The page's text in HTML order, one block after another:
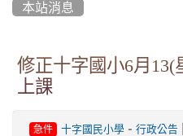
本站消息
修正十字國小6月13(
上課
急件 十字國民小學- 行政公告